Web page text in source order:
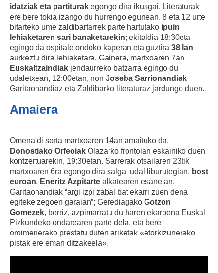
idatziak eta partiturak egongo dira ikusgai. Literaturak
ere bere tokia izango du hurrengo egunean, 8 eta 12 urte
bitarteko ume zaldibartarrek parte hartutako ipuin
lehiaketaren sari banaketarekin; ekitaldia 18:30eta
egingo da ospitale ondoko kaperan eta guztira 38 lan
aurkeztu dira lehiaketara. Gainera, martxoaren 7an
Euskaltzaindiak jendaurreko batzarra egingo du
udaletxean, 12:00etan, non Joseba Sarrionandiak
Garitaonandiaz eta Zaldibarko literaturaz jardungo duen.
Amaiera
Omenaldi sorta martxoaren 14an amaituko da,
Donostiako Orfeoiak Olazarko frontoian eskainiko duen
kontzertuarekin, 19:30etan. Sarrerak otsailaren 23tik
martxoaren 6ra egongo dira salgai udal liburutegian, bost
euroan. Eneritz Azpitarte alkatearen esanetan,
Garitaonandiak “argi izpi zabal bat ekarri zuen dena
egiteke zegoen garaian”; Gerediagako Gotzon
Gomezek, berriz, azpimarratu du haren ekarpena Euskal
Pizkundeko ondarearen parte dela, eta bere
oroimenerako prestatu duten ariketak «etorkizunerako
pistak ere eman ditzakeela».